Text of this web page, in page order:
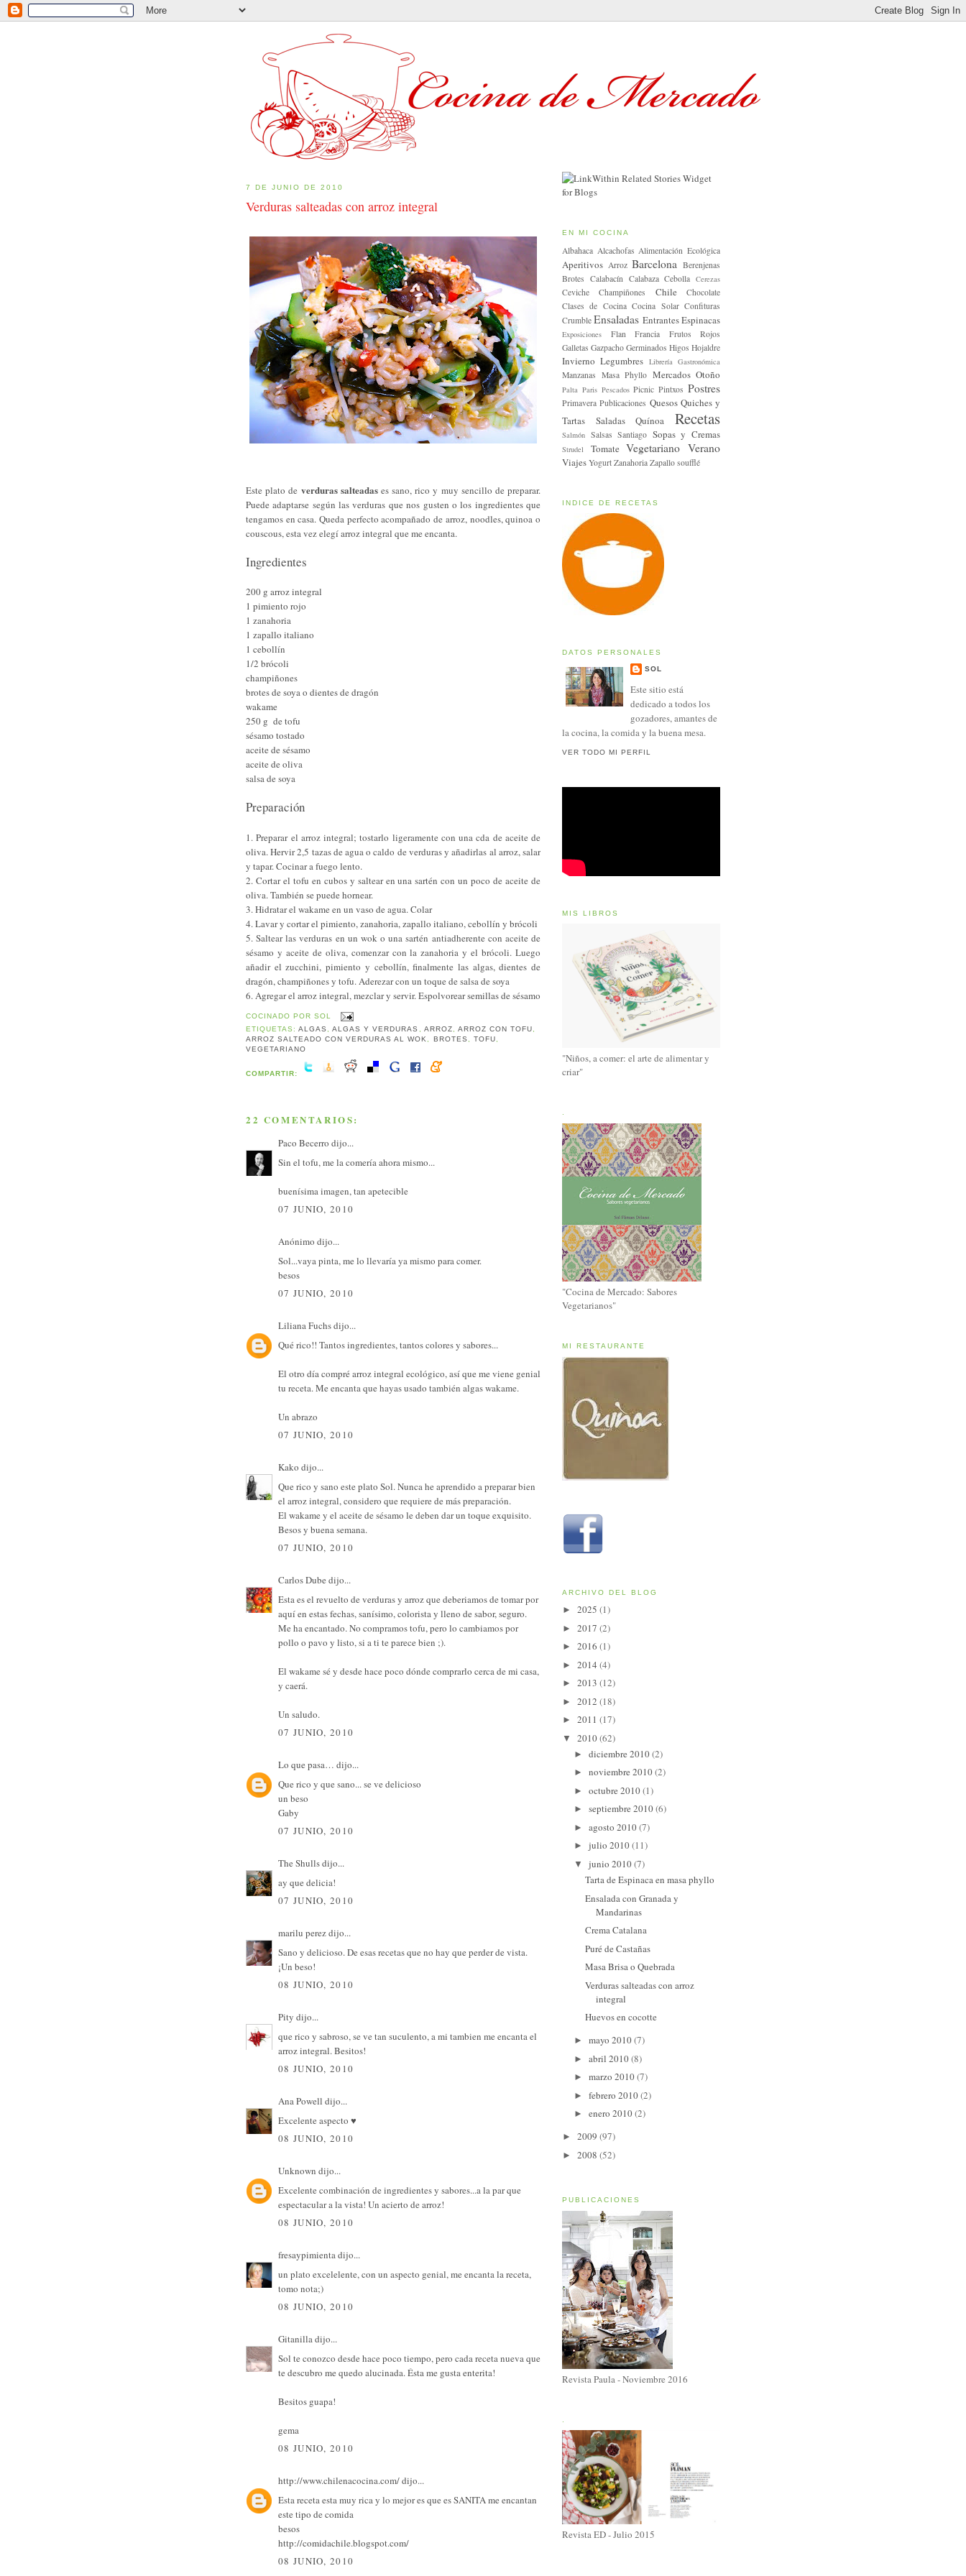
7 DE JUNIO DE 2010
Verduras salteadas con arroz integral
Este plato de verduras salteadases sano, rico y muy sencillo de preparar.
Puede adaptarse según las verduras que nos gusten o los ingredientes que
tengamos en casa. Queda perfecto acompañado de arroz, noodles, quinoa o
couscous, esta vez elegí arroz integral que me encanta.
Ingredientes
200 g arroz integral
1 pimiento rojo
1 zanahoria
1 zapallo italiano
1 cebollín
1/2 brócoli
champiñones
brotes de soya o dientes de dragón
wakame
250 g de tofu
sésamo tostado
aceite de sésamo
aceite de oliva
salsa de soya
Preparación
1. Preparar el arroz integral; tostarlo ligeramente con una cda de aceite de
oliva. Hervir 2,5 tazas de agua o caldo de verduras y añadirlas al arroz, salar
y tapar. Cocinar a fuego lento.
2. Cortar el tofu en cubos y saltear en una sartén con un poco de aceite de
oliva. También se puede hornear.
3. Hidratar el wakame en un vaso de agua. Colar
4. Lavar y cortar el pimiento, zanahoria, zapallo italiano, cebollín y brócoli
5. Saltear las verduras en un wok o una sartén antiadherente con aceite de
sésamo y aceite de oliva, comenzar con la zanahoria y el brócoli. Luego
añadir el zucchini, pimiento y cebollín, finalmente las algas, dientes de
dragón, champiñones y tofu. Aderezar con un toque de salsa de soya
6. Agregar el arroz integral, mezclar y servir. Espolvorear semillas de sésamo
COCINADO PORSOL
ETIQUETAS:ALGAS ,ALGAS Y VERDURAS , ARROZ, ARROZ CON TOFU,
ARROZ SALTEADO CON VERDURAS AL WOK, BROTES , TOFU,
VEGETARIANO
COMPARTIR:
22 COMENTARIOS:
Paco Becerro dijo...
Sin el tofu, me la comería ahora mismo...
buenísima imagen, tan apetecible
07 JUNIO, 2010
Anónimo dijo...
Sol...vaya pinta, me lo llevaría ya mismo para comer.
besos
07 JUNIO, 2010
Liliana Fuchsdijo...
Qué rico!! Tantos ingredientes, tantos colores y sabores...
El otro día compré arroz integral ecológico, así que me viene genial
tu receta. Me encanta que hayas usado también algas wakame.
Un abrazo
07 JUNIO, 2010
Kako dijo...
Que rico y sano este plato Sol. Nunca he aprendido a preparar bien
el arroz integral, considero que requiere de más preparación.
El wakame y el aceite de sésamo le deben dar un toque exquisito.
Besos y buena semana.
07 JUNIO, 2010
Carlos Dube dijo...
Esta es el revuelto de verduras y arroz que deberiamos de tomar por
aquí en estas fechas, sanísimo, colorista y lleno de sabor, seguro.
Me ha encantado. No compramos tofu, pero lo cambiamos por
pollo o pavo y listo, si a ti te parece bien ;).
El wakame sé y desde hace poco dónde comprarlo cerca de mi casa,
y caerá.
Un saludo.
07 JUNIO, 2010
Lo que pasa… dijo...
Que rico y que sano... se ve delicioso
un beso
Gaby
07 JUNIO, 2010
The Shullsdijo...
ay que delicia!
07 JUNIO, 2010
marilu perezdijo...
Sano y delicioso. De esas recetas que no hay que perder de vista.
¡Un beso!
08 JUNIO, 2010
Pity dijo...
que rico y sabroso, se ve tan suculento, a mi tambien me encanta el
arroz integral. Besitos!
08 JUNIO, 2010
Ana Powell dijo...
Excelente aspecto ♥
08 JUNIO, 2010
Unknown dijo...
Excelente combinación de ingredientes y sabores...a la par que
espectacular a la vista! Un acierto de arroz!
08 JUNIO, 2010
fresaypimientadijo...
un plato excelelente, con un aspecto genial, me encanta la receta,
tomo nota;)
08 JUNIO, 2010
Gitanilladijo...
Sol te conozco desde hace poco tiempo, pero cada receta nueva que
te descubro me quedo alucinada. Ésta me gusta enterita!
Besitos guapa!
gema
08 JUNIO, 2010
http://www.chilenacocina.com/dijo...
Esta receta esta muy rica y lo mejor es que es SANITA me encantan
este tipo de comida
besos
http://comidachile.blogspot.com/
08 JUNIO, 2010
EN MI COCINA
Albahaca Alcachofas Alimentación Ecológica
Aperitivos Arroz Barcelona
Berenjenas
Brotes Calabacín Calabaza Cebolla Cerezas
Ceviche Champiñones Chile
Chocolate
Clases de Cocina Cocina Solar Confituras
Crumble Ensaladas EntrantesEspinacas
Exposiciones Flan Francia
Frutos Rojos
Galletas Gazpacho Germinados Higos Hojaldre
Invierno Legumbres Librería Gastronómica
Manzanas Masa Phyllo Mercados Otoño
Palta Paris Pescados Picnic Pintxos Postres
Primavera Publicaciones Quesos Quiches y
Tartas Saladas
Quínoa Recetas
Salmón Salsas Santiago Sopas y Cremas
Strudel Tomate Vegetariano Verano
Viajes Yogurt Zanahoria Zapallo soufflé
INDICE DE RECETAS
DATOS PERSONALES
SOL
Este sitio está
dedicado a todos los
gozadores, amantes de
la cocina, la comida y la buena mesa.
VER TODO MI PERFIL
MIS LIBROS
"Niños, a comer: el arte de alimentar y
criar"
.
"Cocina de Mercado: Sabores
Vegetarianos"
MI RESTAURANTE
ARCHIVO DEL BLOG
► 2025 (1)
► 2017 (2)
► 2016 (1)
► 2014 (4)
► 2013 (12)
► 2012 (18)
► 2011 (17)
▼ 2010(62)
► diciembre 2010(2)
► noviembre 2010(2)
► octubre 2010(1)
► septiembre 2010(6)
► agosto 2010(7)
► julio 2010(11)
▼ junio 2010(7)
Tarta de Espinaca en masa phyllo
Ensalada con Granada y
Mandarinas
Crema Catalana
Puré de Castañas
Masa Brisa o Quebrada
Verduras salteadas con arroz
integral
Huevos en cocotte
► mayo 2010(7)
► abril 2010(8)
► marzo 2010(7)
► febrero 2010(2)
► enero 2010(2)
► 2009 (97)
► 2008 (52)
PUBLICACIONES
Revista Paula - Noviembre 2016
Revista ED - Julio 2015